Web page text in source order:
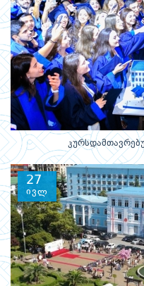
27
ივლ